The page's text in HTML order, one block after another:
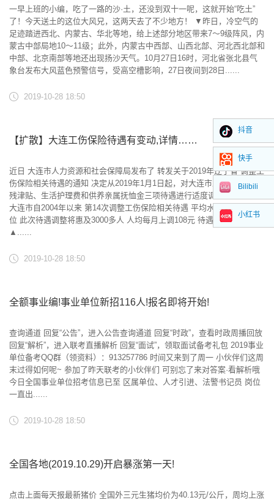
一早上班的小编，吃了一路的沙·土，还没到双十一呢，这就开始“吃土”
了！今天送土的这位大风兄，这两天去了不少地方！ ▼昨日，冷空气的
足迹踏进西北、内蒙古、华北等地，给上述部分地区带来7～9级阵风，内
蒙古中部局地10～11级；此外，内蒙古中西部、山西北部、河北西北部和
中部、北京南部等地还出现扬沙天气。10月27日16时，河北省张北县气
象台发布大风蓝色预警信号，受高空槽影响，27日夜间到28日......
2019-10-28 18:50
【扩散】大连工伤保险待遇有变动,详情……
近日 大连市人力资源和社会保障局发布了 转发关于2019年辽宁省 调整工
伤保险相关待遇的通知 决定从2019年1月1日起，对大连市工伤人员的伤
残津贴、生活护理费和供养亲属抚恤金三项待遇进行适度调整。 这也是
大连市自2004年以来 第14次调整工伤保险相关待遇 平均水平位居全省首
位 此次待遇调整将惠及3000多人 人均每月上调108元 待遇调整范围
▲......
2019-10-28 18:50
全额事业编!事业单位新招116人!报名即将开始!
查询通道 回复“公告”，进入公告查询通道 回复“时政”，查看时政周播回放
回复“解析”，进入联考直播解析 回复“面试”，领取面试备考礼包 2019事业
单位备考QQ群（领资料）：913257786 时间又来到了周一 小伙伴们这周
末过得如何呢~ 参加了昨天联考的小伙伴们 可别忘了来对答案·看解析哦
今日全国事业单位招考信息已至 区属单位、人才引进、法警书记员 岗位
一直出......
2019-10-28 18:50
全国各地(2019.10.29)开启暴涨第一天!
点击上面每天报最新猪价 全国外三元生猪均价为40.13元/公斤，周均上涨
抖音
快手
Bilibili
小红书